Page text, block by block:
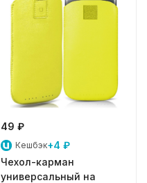
49 ₽
Кешбэк+4 ₽
Чехол-карман
универсальный на